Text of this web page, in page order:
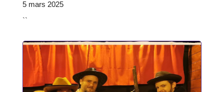
5 mars 2025
``